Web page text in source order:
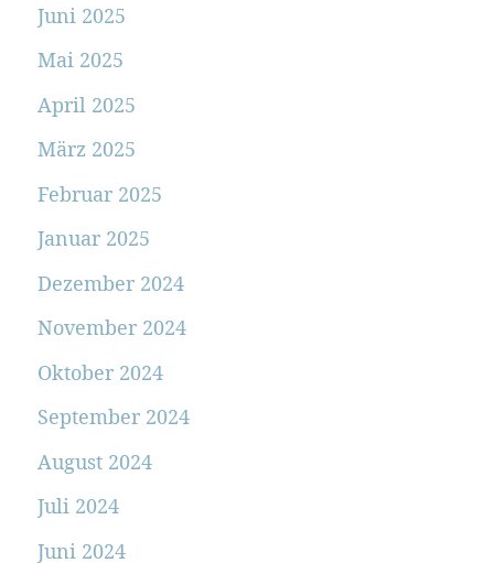
Juni 2025
Mai 2025
April 2025
März 2025
Februar 2025
Januar 2025
Dezember 2024
November 2024
Oktober 2024
September 2024
August 2024
Juli 2024
Juni 2024